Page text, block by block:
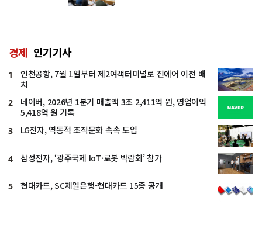
경제 인기기사
1
인천공항, 7월 1일부터 제2여객터미널로 진에어 이전 배
치
2
네이버, 2026년 1분기 매출액 3조 2,411억 원, 영업이익
5,418억 원 기록
3 LG전자, 역동적 조직문화 속속 도입
4 삼성전자, ‘광주국제 IoT·로봇 박람회’ 참가
5 현대카드, SC제일은행-현대카드 15종 공개